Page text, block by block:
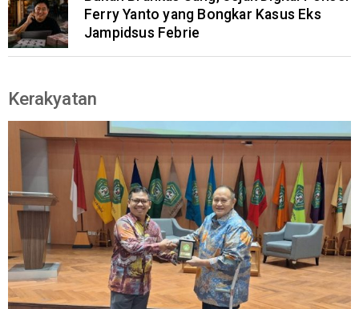
Ferry Yanto yang Bongkar Kasus Eks
Jampidsus Febrie
Kerakyatan